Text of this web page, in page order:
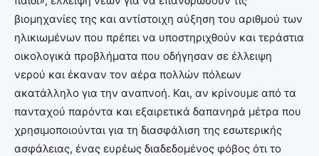
βιομηχανίες της και αντίστοιχη αύξηση του αριθμού των
ηλικιωμένων που πρέπει να υποστηριχθούν και τεράστια
οικολογικά προβλήματα που οδήγησαν σε έλλειψη
νερού και έκαναν τον αέρα πολλών πόλεων
ακατάλληλο για την αναπνοή. Και, αν κρίνουμε από τα
πανταχού παρόντα και εξαιρετικά δαπανηρά μέτρα που
χρησιμοποιούνται για τη διασφάλιση της εσωτερικής
ασφάλειας, ένας ευρέως διαδεδομένος φόβος ότι το